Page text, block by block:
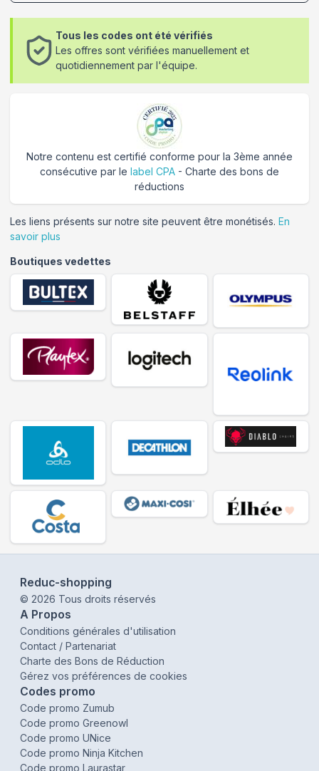
Tous les codes ont été vérifiés
Les offres sont vérifiées manuellement et
quotidiennement par l'équipe.
Notre contenu est certifié conforme pour la 3ème année
consécutive par le label CPA - Charte des bons de
réductions
Les liens présents sur notre site peuvent être monétisés. En
savoir plus
Boutiques vedettes
Reduc-shopping
© 2026 Tous droits réservés
A Propos
Conditions générales d'utilisation
Contact / Partenariat
Charte des Bons de Réduction
Gérez vos préférences de cookies
Codes promo
Code promo Zumub
Code promo Greenowl
Code promo UNice
Code promo Ninja Kitchen
Code promo Laurastar